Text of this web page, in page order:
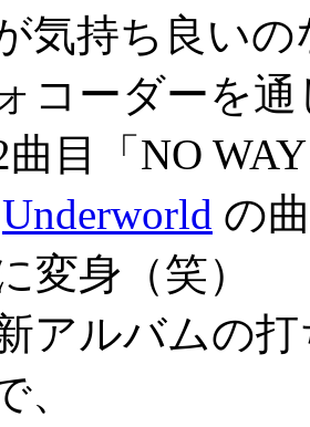
気持ち良い
コーダーを
目「NO
Underworld の
変身（笑）
アルバムの
、